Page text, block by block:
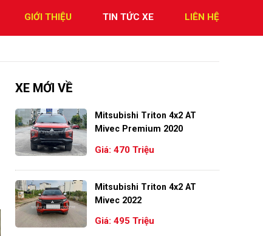
GIỚI THIỆU TIN TỨC XE LIÊN HỆ
XE MỚI VỀ
Mitsubishi Triton 4x2 AT
Mivec Premium 2020
Giá: 470 Triệu
Mitsubishi Triton 4x2 AT
Mivec 2022
Giá: 495 Triệu